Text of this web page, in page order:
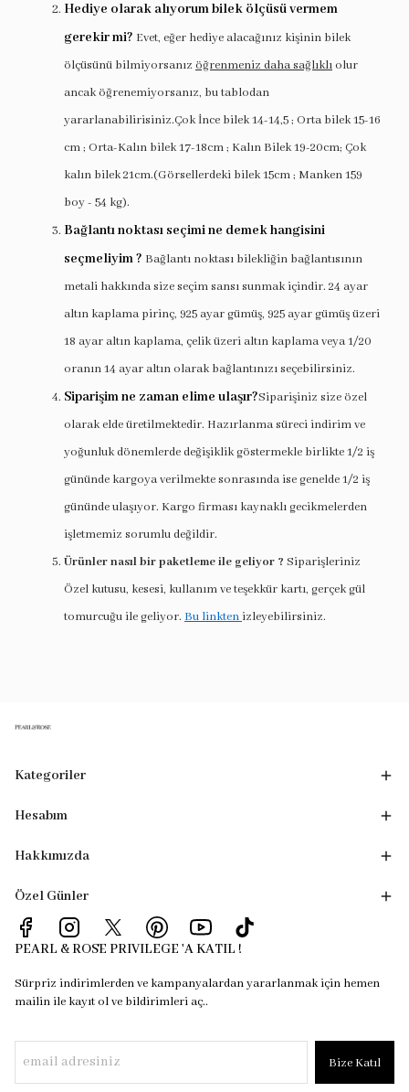
Hediye olarak alıyorum bilek ölçüsü vermem
gerekir mi? Evet, eğer hediye alacağınız kişinin bilek
ölçüsünü bilmiyorsanız öğrenmeniz daha sağlıklı olur
ancak öğrenemiyorsanız, bu tablodan
yararlanabilirisiniz.Çok İnce bilek 14-14,5 ; Orta bilek 15-16
cm ; Orta-Kalın bilek 17-18cm ; Kalın Bilek 19-20cm; Çok
kalın bilek 21cm.(Görsellerdeki bilek 15cm ; Manken 159
boy - 54 kg).
Bağlantı noktası seçimi ne demek hangisini
seçmeliyim ? Bağlantı noktası bilekliğin bağlantısının
metali hakkında size seçim sansı sunmak içindir. 24 ayar
altın kaplama pirinç, 925 ayar gümüş, 925 ayar gümüş üzeri
18 ayar altın kaplama, çelik üzeri altın kaplama veya 1/20
oranın 14 ayar altın olarak bağlantınızı seçebilirsiniz.
Siparişim ne zaman elime ulaşır?Siparişiniz size özel
olarak elde üretilmektedir. Hazırlanma süreci indirim ve
yoğunluk dönemlerde değişiklik göstermekle birlikte 1/2 iş
gününde kargoya verilmekte sonrasında ise genelde 1/2 iş
gününde ulaşıyor. Kargo firması kaynaklı gecikmelerden
işletmemiz sorumlu değildir.
Ürünler nasıl bir paketleme ile geliyor ? Siparişleriniz
Özel kutusu, kesesi, kullanım ve teşekkür kartı, gerçek gül
tomurcuğu ile geliyor. Bu linkten izleyebilirsiniz.
Kategoriler
Hesabım
Hakkımızda
Özel Günler
PEARL & ROSE PRIVILEGE 'A KATIL !
Sürpriz indirimlerden ve kampanyalardan yararlanmak için hemen
mailin ile kayıt ol ve bildirimleri aç..
Bize Katıl